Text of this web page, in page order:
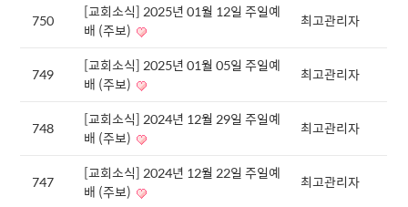
750
[교회소식] 2025년 01월 12일 주일예
배 (주보)
최고관리자
749
[교회소식] 2025년 01월 05일 주일예
배 (주보)
최고관리자
748
[교회소식] 2024년 12월 29일 주일예
배 (주보)
최고관리자
747
[교회소식] 2024년 12월 22일 주일예
배 (주보)
최고관리자